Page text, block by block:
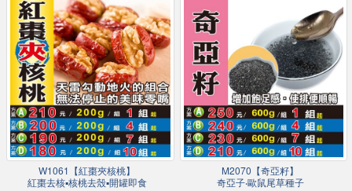
W1061【紅棗夾核桃】
紅棗去核▪核桃去殼▪開罐即食
M2070【奇亞籽】
奇亞子‧歐鼠尾草種子